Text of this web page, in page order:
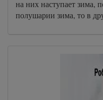
на них наступает зима,
полушарии зима, то в